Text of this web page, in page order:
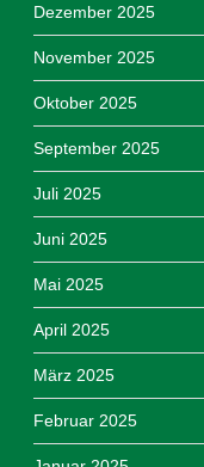
Dezember 2025
November 2025
Oktober 2025
September 2025
Juli 2025
Juni 2025
Mai 2025
April 2025
März 2025
Februar 2025